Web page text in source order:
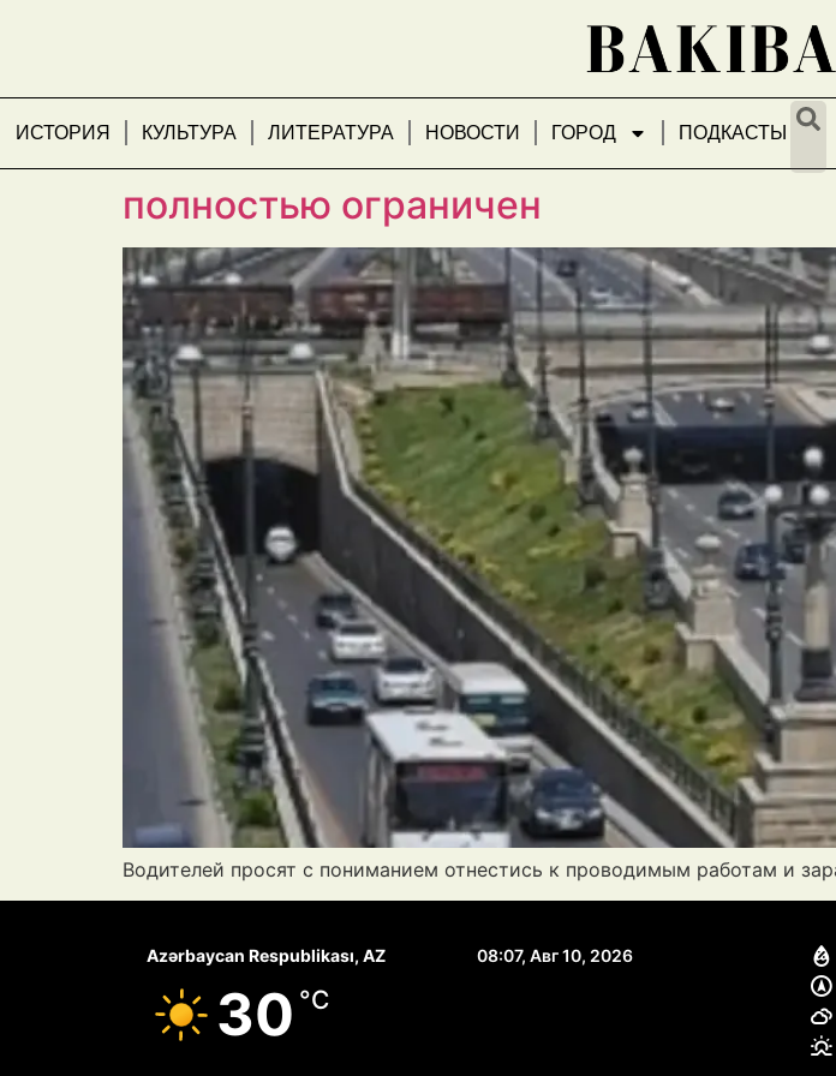
ИСТОРИЯ КУЛЬТУРА ЛИТЕРАТУРА НОВОСТИ ГОРОД ПОДКАСТЫ
Разворот транспортных средств на
полностью ограничен
Водителей просят с пониманием отнестись к проводимым работам и
Azərbaycan Respublikası, AZ 08:07, Авг 10, 2026
30 °C